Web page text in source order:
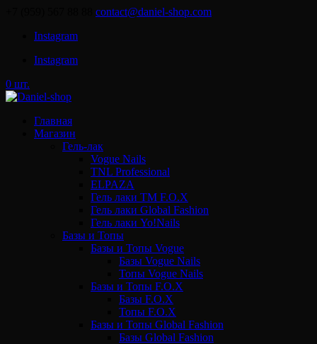
contact@daniel-shop.com
Instagram
Instagram
0 шт.
Главная
Магазин
Гель-лак
Vogue Nails
TNL Professional
ELPAZA
Гель лаки ТМ F.O.X
Гель лаки Global Fashion
Гель лаки Yo!Nails
Базы и Топы
Базы и Топы Vogue
Базы Vogue Nails
Топы Vogue Nails
Базы и Топы F.O.X
Базы F.O.X
Топы F.O.X
Базы и Топы Global Fashion
Базы Global Fashion